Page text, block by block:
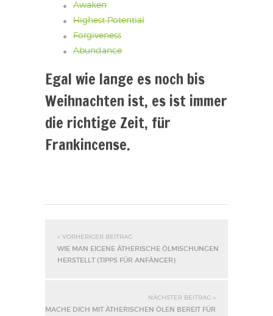
Awaken
Highest Potential
Forgiveness
Abundance
Egal wie lange es noch bis
Weihnachten ist, es ist immer
die richtige Zeit, für
Frankincense.
« VORHERIGER BEITRAG
WIE MAN EIGENE ÄTHERISCHE ÖLMISCHUNGEN
HERSTELLT (TIPPS FÜR ANFÄNGER)
NÄCHSTER BEITRAG »
MACHE DICH MIT ÄTHERISCHEN ÖLEN BEREIT FÜR